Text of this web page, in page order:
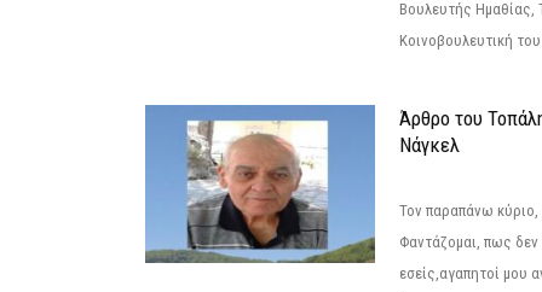
Βουλευτής
Κοινοβουλευτική
Άρθρο του
Νάγκελ
Τον παραπάνω
Φαντάζομαι, πως δεν
εσείς,αγαπητοί μου